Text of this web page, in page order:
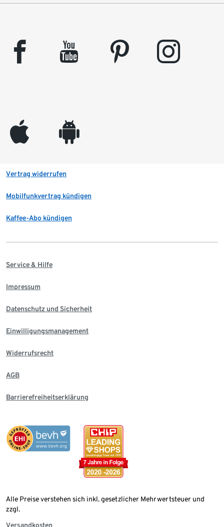
facebook youtube pinterest instagram
appleinc android
Vertrag widerrufen
Mobilfunkvertrag kündigen
Kaffee-Abo kündigen
Service & Hilfe
Impressum
Datenschutz und Sicherheit
Einwilligungsmanagement
Widerrufsrecht
AGB
Barrierefreiheitserklärung
Alle Preise verstehen sich inkl. gesetzlicher Mehrwertsteuer und
zzgl.
Versandkosten